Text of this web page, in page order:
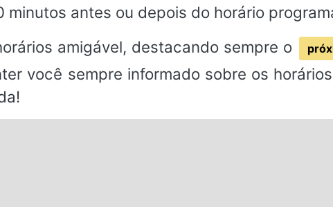
minutos antes ou depois do horário
amigável, destacando sempre o
você sempre informado sobre os